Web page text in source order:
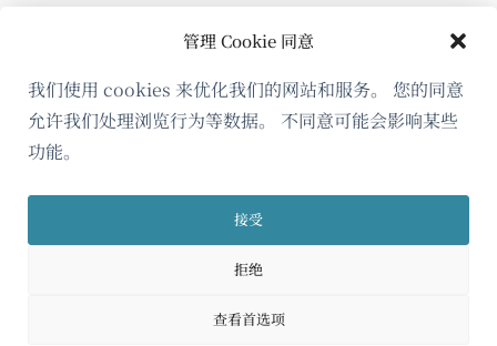
管理 Cookie 同意
我们使用 cookies 来优化我们的网站和服务。 您的同意
允许我们处理浏览行为等数据。 不同意可能会影响某些
功能。
接受
拒绝
查看首选项